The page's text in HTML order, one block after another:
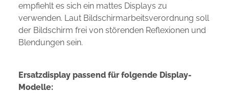
empfiehlt es sich ein mattes Displays zu
verwenden. Laut Bildschirmarbeitsverordnung soll
der Bildschirm frei von störenden Reflexionen und
Blendungen sein.
Ersatzdisplay passend für folgende Display-
Modelle: